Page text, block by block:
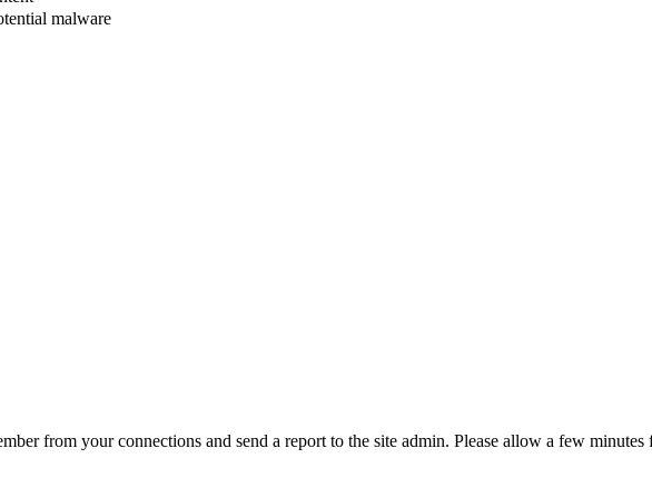
malware
from your connections and send a report to the site admin. Please allow a few minutes